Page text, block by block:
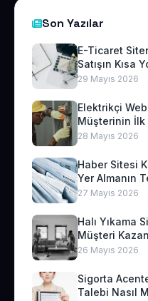
Son Yazılar
E-Ticaret
Satışın Kısa
29 Mayıs 2026
Elektrikçi
Müşterinin İlk
28 Mayıs 2026
Haber Sitesi
Yer Almanın
27 Mayıs 2026
Halı Yıkama
Müşteri
26 Mayıs 2026
Sigorta
Talebi Nasıl